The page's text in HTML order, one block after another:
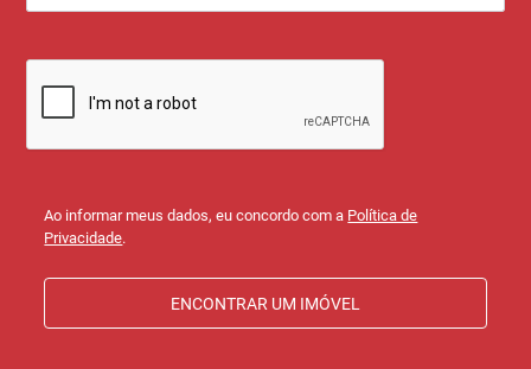
Ao informar meus dados, eu concordo com a Política de
Privacidade.
ENCONTRAR UM IMÓVEL